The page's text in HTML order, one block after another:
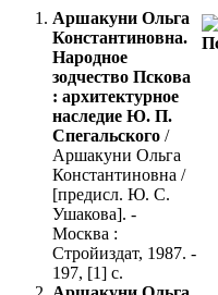
Аршакуни Ольга
Константиновна.
Народное
зодчество Пскова
: архитектурное
наследие Ю. П.
Спегальского /
Аршакуни Ольга
Константиновна /
[предисл. Ю. С.
Ушакова]. -
Москва :
Стройиздат, 1987. -
197, [1] с.